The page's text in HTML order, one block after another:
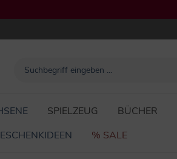
SPIELZEUG BÜCHER
% SALE